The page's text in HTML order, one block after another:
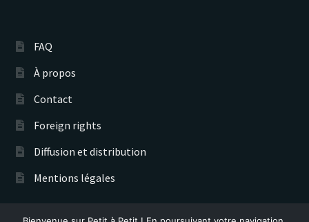
FAQ
À propos
Contact
Foreign rights
Diffusion et distribution
Mentions légales